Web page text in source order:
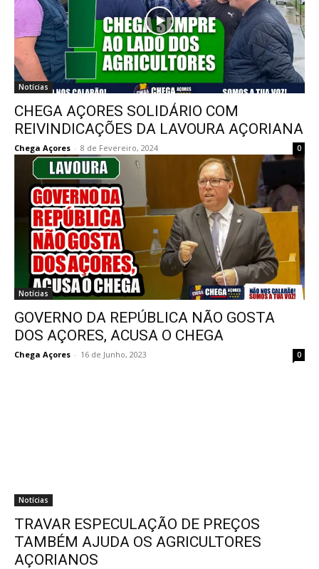
Notícias
CHEGA AÇORES SOLIDÁRIO COM
REIVINDICAÇÕES DA LAVOURA AÇORIANA
Chega Açores - 8 de Fevereiro, 2024 0
Notícias
GOVERNO DA REPÚBLICA NÃO GOSTA
DOS AÇORES, ACUSA O CHEGA
Chega Açores - 16 de Junho, 2023 0
Notícias
TRAVAR ESPECULAÇÃO DE PREÇOS
TAMBÉM AJUDA OS AGRICULTORES
AÇORIANOS